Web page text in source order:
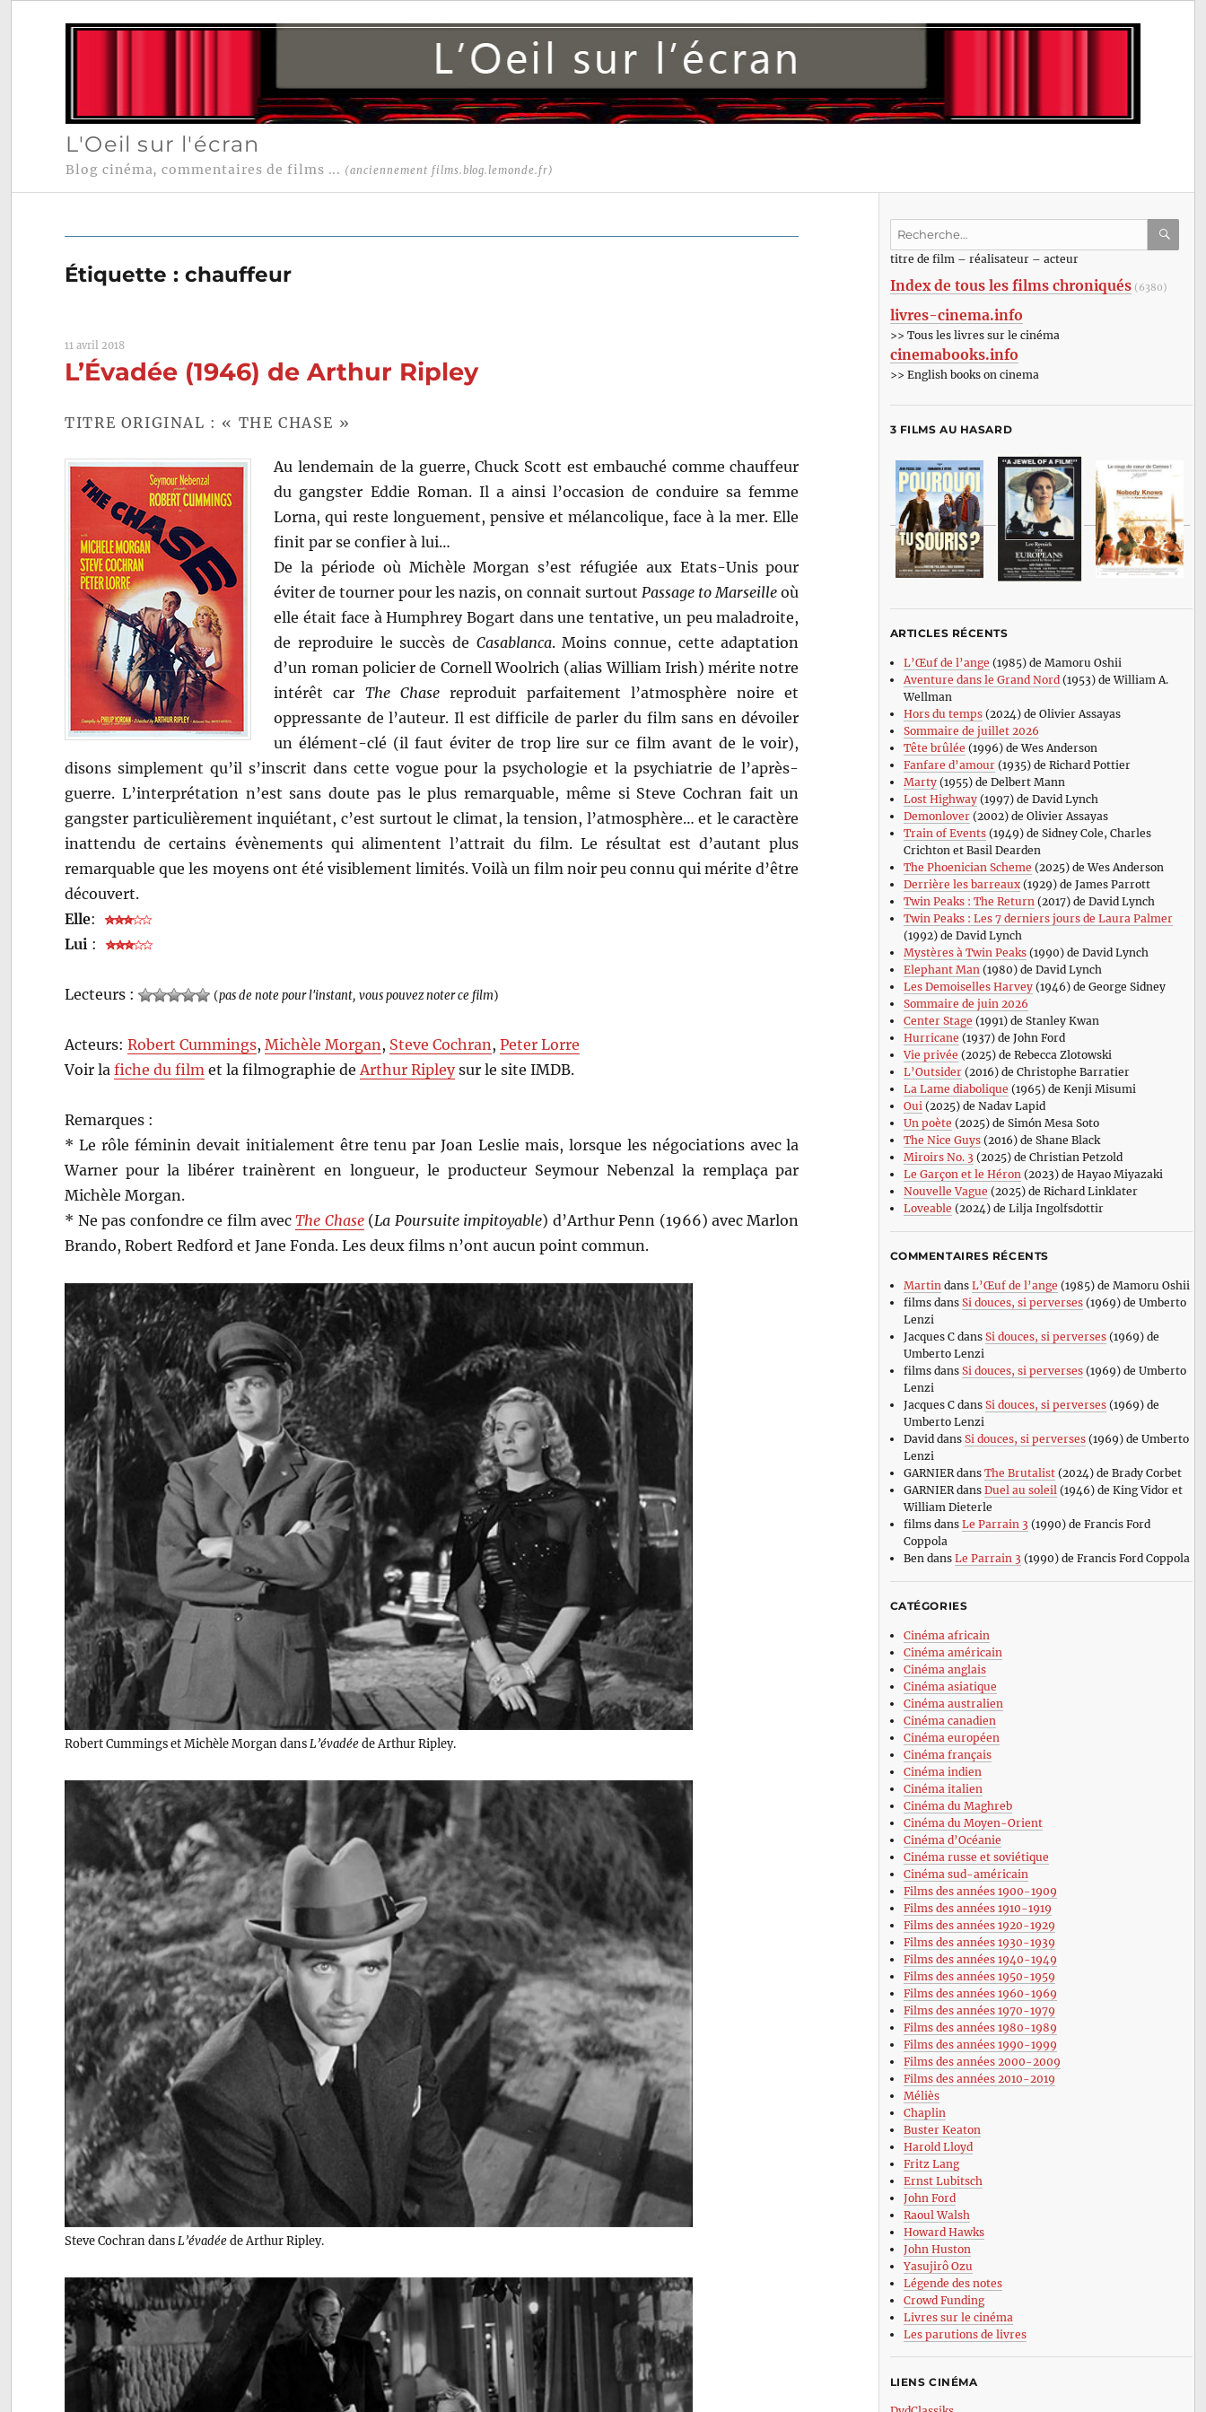
L'Oeil sur l'écran
Blog cinéma, commentaires de films ... (anciennement films.blog.lemonde.fr)
Étiquette :chauffeur
11 avril 2018
L’Évadée (1946) de Arthur Ripley
TITRE ORIGINAL : « THE CHASE »
Au lendemain de la guerre, Chuck Scott est embauché comme chauffeur
du gangster Eddie Roman. Il a ainsi l’occasion de conduire sa femme
Lorna, qui reste longuement, pensive et mélancolique, face à la mer. Elle
finit par se confier à lui…
De la période où Michèle Morgan s’est réfugiée aux Etats-Unis pour
éviter de tourner pour les nazis, on connait surtout Passage to Marseille où
elle était face à Humphrey Bogart dans une tentative, un peu maladroite,
de reproduire le succès de Casablanca. Moins connue, cette adaptation
d’un roman policier de Cornell Woolrich (alias William Irish) mérite notre
intérêt car The Chasereproduit parfaitement l’atmosphère noire et
oppressante de l’auteur. Il est difficile de parler du film sans en dévoiler
un élément-clé (il faut éviter de trop lire sur ce film avant de le voir),
disons simplement qu’il s’inscrit dans cette vogue pour la psychologie et la psychiatrie de l’après-
guerre. L’interprétation n’est sans doute pas le plus remarquable, même si Steve Cochran fait un
gangster particulièrement inquiétant, c’est surtout le climat, la tension, l’atmosphère… et le caractère
inattendu de certains évènements qui alimentent l’attrait du film. Le résultat est d’autant plus
remarquable que les moyens ont été visiblement limités. Voilà un film noir peu connu qui mérite d’être
découvert.
Elle:
Lui :
Lecteurs : (pas de note pour l'instant, vous pouvez noter ce film)
Acteurs:Robert Cummings,Michèle Morgan , Steve Cochran ,Peter Lorre
Voir lafiche du film et la filmographie de Arthur Ripleysur le site IMDB.
Remarques :
* Le rôle féminin devait initialement être tenu par Joan Leslie mais, lorsque les négociations avec la
Warner pour la libérer trainèrent en longueur, le producteur Seymour Nebenzal la remplaça par
Michèle Morgan.
* Ne pas confondre ce film avecThe Chase(La Poursuite impitoyable) d’Arthur Penn (1966) avec Marlon
Brando, Robert Redford et Jane Fonda. Les deux films n’ont aucun point commun.
Robert Cummings et Michèle Morgan dans L’évadéede Arthur Ripley.
Steve Cochran dans L’évadéede Arthur Ripley.
Recherche
:titre de film – réalisateur – acteur
Index de tous les films chroniqués (6380)
livres-cinema.info
>> Tous les livres sur le cinéma
cinemabooks.info
>> English books on cinema
3 FILMS AU HASARD
ARTICLES RÉCENTS
L’Œuf de l’ange (1985) de Mamoru Oshii
Aventure dans le Grand Nord(1953) de William A.
Wellman
Hors du temps(2024) de Olivier Assayas
Sommaire de juillet 2026
Tête brûlée (1996) de Wes Anderson
Fanfare d’amour(1935) de Richard Pottier
Marty(1955) de Delbert Mann
Lost Highway(1997) de David Lynch
Demonlover(2002) de Olivier Assayas
Train of Events(1949) de Sidney Cole, Charles
Crichton et Basil Dearden
The Phoenician Scheme (2025) de Wes Anderson
Derrière les barreaux(1929) de James Parrott
Twin Peaks : The Return(2017) de David Lynch
Twin Peaks : Les 7 derniers jours de Laura Palmer
(1992) de David Lynch
Mystères à Twin Peaks(1990) de David Lynch
Elephant Man(1980) de David Lynch
Les Demoiselles Harvey(1946) de George Sidney
Sommaire de juin 2026
Center Stage (1991) de Stanley Kwan
Hurricane (1937) de John Ford
Vie privée (2025) de Rebecca Zlotowski
L’Outsider(2016) de Christophe Barratier
La Lame diabolique (1965) de Kenji Misumi
Oui(2025) de Nadav Lapid
Un poète (2025) de Simón Mesa Soto
The Nice Guys(2016) de Shane Black
Miroirs No. 3 (2025) de Christian Petzold
Le Garçon et le Héron(2023) de Hayao Miyazaki
Nouvelle Vague (2025) de Richard Linklater
Loveable (2024) de Lilja Ingolfsdottir
COMMENTAIRES RÉCENTS
Martin dans L’Œuf de l’ange (1985) de Mamoru Oshii
filmsdans Si douces, si perverses(1969) de Umberto
Lenzi
Jacques Cdans Si douces, si perverses(1969) de
Umberto Lenzi
filmsdans Si douces, si perverses(1969) de Umberto
Lenzi
Jacques Cdans Si douces, si perverses(1969) de
Umberto Lenzi
David dans Si douces, si perverses(1969) de Umberto
Lenzi
GARNIERdans The Brutalist(2024) de Brady Corbet
GARNIERdans Duel au soleil (1946) de King Vidor et
William Dieterle
filmsdans Le Parrain 3 (1990) de Francis Ford
Coppola
Ben dans Le Parrain 3 (1990) de Francis Ford Coppola
CATÉGORIES
Cinéma africain
Cinéma américain
Cinéma anglais
Cinéma asiatique
Cinéma australien
Cinéma canadien
Cinéma européen
Cinéma français
Cinéma indien
Cinéma italien
Cinéma du Maghreb
Cinéma du Moyen-Orient
Cinéma d’Océanie
Cinéma russe et soviétique
Cinéma sud-américain
Films des années 1900-1909
Films des années 1910-1919
Films des années 1920-1929
Films des années 1930-1939
Films des années 1940-1949
Films des années 1950-1959
Films des années 1960-1969
Films des années 1970-1979
Films des années 1980-1989
Films des années 1990-1999
Films des années 2000-2009
Films des années 2010-2019
Méliès
Chaplin
Buster Keaton
Harold Lloyd
Fritz Lang
Ernst Lubitsch
John Ford
Raoul Walsh
Howard Hawks
John Huston
Yasujirô Ozu
Légende des notes
Crowd Funding
Livres sur le cinéma
Les parutions de livres
LIENS CINÉMA